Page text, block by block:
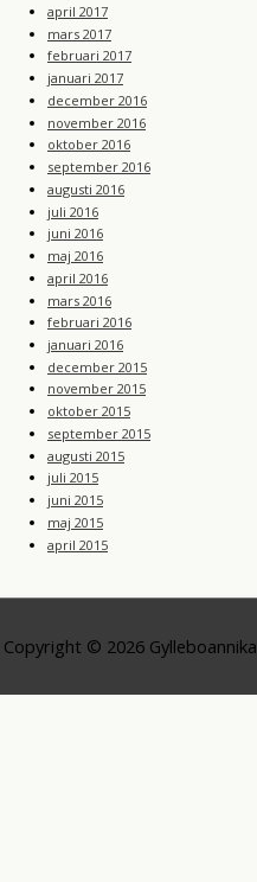
april 2017
mars 2017
februari 2017
januari 2017
december 2016
november 2016
oktober 2016
september 2016
augusti 2016
juli 2016
juni 2016
maj 2016
april 2016
mars 2016
februari 2016
januari 2016
december 2015
november 2015
oktober 2015
september 2015
augusti 2015
juli 2015
juni 2015
maj 2015
april 2015
Copyright © 2026 Gylleboannika